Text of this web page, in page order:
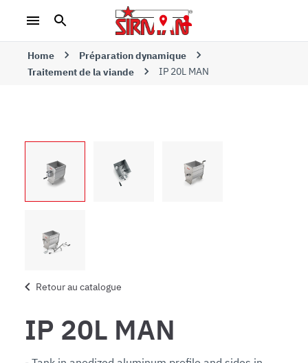
Home
Préparation dynamique
Traitement de la viande
IP 20L MAN
Retour au catalogue
IP 20L MAN